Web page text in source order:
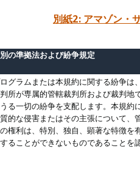
別紙2: アマゾン・
の準拠法および紛争規定
グラムまたは本規約に関する紛争
所が専属的管轄裁判所および裁判
る一切の紛争を支配します。本規
的な侵害またはその主張について
権利は、特別、独自、顕著な特徴
ることができないものであることを